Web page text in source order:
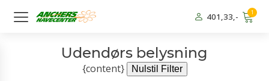
401,33,- 1
Udendørs belysning
{content} Nulstil Filter